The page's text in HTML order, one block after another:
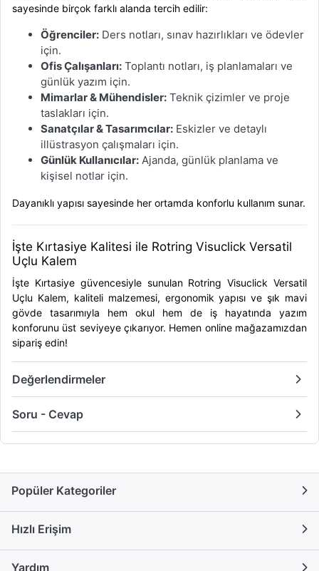
sayesinde birçok farklı alanda tercih edilir:
Öğrenciler: Ders notları, sınav hazırlıkları ve ödevler
için.
Ofis Çalışanları: Toplantı notları, iş planlamaları ve
günlük yazım için.
Mimarlar & Mühendisler: Teknik çizimler ve proje
taslakları için.
Sanatçılar & Tasarımcılar: Eskizler ve detaylı
illüstrasyon çalışmaları için.
Günlük Kullanıcılar: Ajanda, günlük planlama ve
kişisel notlar için.
Dayanıklı yapısı sayesinde her ortamda konforlu kullanım sunar.
İşte Kırtasiye Kalitesi ile Rotring Visuclick Versatil
Uçlu Kalem
İşte Kırtasiyegüvencesiyle sunulan Rotring Visuclick Versatil
Uçlu Kalem, kaliteli malzemesi, ergonomik yapısı ve şık mavi
gövde tasarımıyla hem okul hem de iş hayatında yazım
konforunu üst seviyeye çıkarıyor. Hemen online mağazamızdan
sipariş edin!
Değerlendirmeler
Soru - Cevap
Popüler Kategoriler
Hızlı Erişim
Yardım